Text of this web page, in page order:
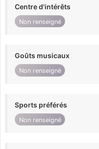
Centre d'intérêts
Non renseigné
Goûts musicaux
Non renseigné
Sports préférés
Non renseigné